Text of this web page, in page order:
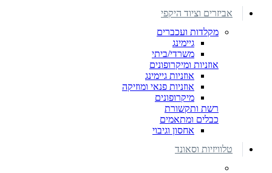
אביזרים וציוד היקפי
מקלדות ועכברים
גיימינג
משרדי/ביתי
אוזניות ומיקרופונים
אוזניות גיימינג
אוזניות פנאי ומוזיקה
מיקרופונים
רשת ותקשורת
כבלים ומתאמים
אחסון וגיבוי
טלוויזיות וסאונד